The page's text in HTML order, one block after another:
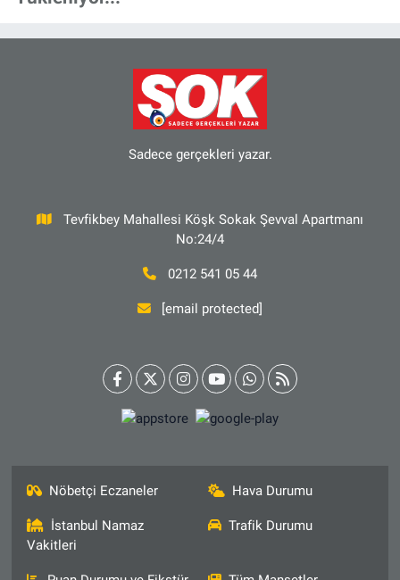
Sadece gerçekleri yazar.
Tevfikbey Mahallesi Köşk Sokak Şevval Apartmanı
No:24/4
0212 541 05 44
[email protected]
Nöbetçi Eczaneler Hava Durumu
İstanbul Namaz
Vakitleri
Trafik Durumu